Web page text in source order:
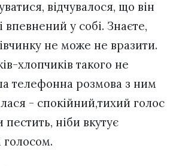
відчувалося, що він
впевнений у собі. Знаєте,
не може не вразити.
хлопчиків такого не
телефонна розмова з ним
- спокійний,тихий голос
пестить, ніби вкутує
голосом.